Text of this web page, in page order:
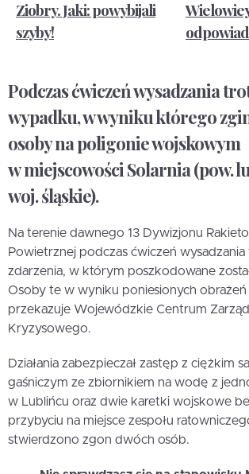
Ziobry. Jaki: powybijali
szyby!
Podczas ćwiczeń wysadzania
wypadku, w wyniku którego
osoby na poligonie wojskowym
w miejscowości Solarnia (pow.
woj. śląskie).
Na terenie dawnego 13 Dywizjonu
Powietrznej podczas ćwiczeń
zdarzenia, w którym poszkodowane
Osoby te w wyniku poniesionych obrażeń
przekazuje Wojewódzkie Centrum
Kryzysowego.
Działania zabezpieczał zastęp z ciężkim
gaśniczym ze zbiornikiem na wodę z
w Lublińcu oraz dwie karetki wojskowe
przybyciu na miejsce zespołu
stwierdzono zgon dwóch osób.